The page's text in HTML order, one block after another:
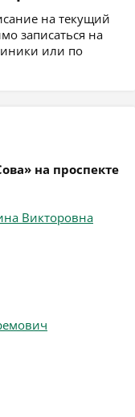
на текущий
записаться на
или по
на проспекте
Викторовна